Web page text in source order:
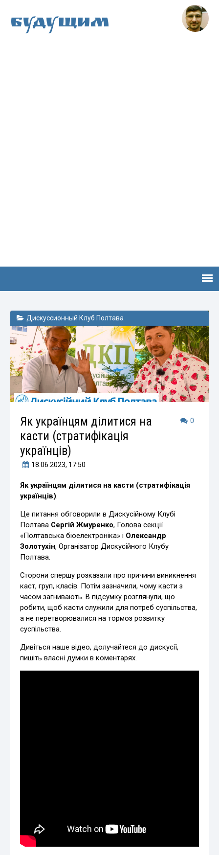
Будущим
Дискуссионный Клуб Полтава
0
Як українцям ділитися на
касти (стратифікація
українців)
18.06.2023, 17:50
Як українцям ділитися на касти (стратифікація
українців).
Це питання обговорили в Дискусійному Клубі
Полтава Сергій Жмуренко, Голова секції
«Полтавська біоелектроніка» і Олександр
Золотухін, Організатор Дискусійного Клубу
Полтава.
Сторони спершу розказали про причини виникнення
каст, груп, класів. Потім зазначили, чому касти з
часом загнивають. В підсумку розглянули, що
робити, щоб касти служили для потреб суспільства,
а не перетворювалися на тормоз розвитку
суспільства.
Дивіться наше відео, долучайтеся до дискусії,
пишіть власні думки в коментарях.